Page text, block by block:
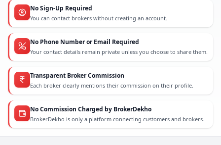
No Sign-Up Required
You can contact brokers without creating an account.
No Phone Number or Email Required
Your contact details remain private unless you choose to share them.
Transparent Broker Commission
Each broker clearly mentions their commission on their profile.
No Commission Charged by BrokerDekho
BrokerDekho is only a platform connecting customers and brokers.